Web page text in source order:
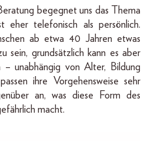
begegnet uns das Thema
eher telefonisch als persönlich.
ab etwa 40 Jahren etwas
sein, grundsätzlich kann es aber
unabhängig von Alter, Bildung
ihre Vorgehensweise sehr
an, was diese Form des
macht.